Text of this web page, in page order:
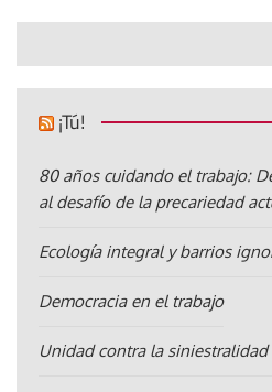
¡Tú!
80 años cuidando el trabajo:
al desafío de la precariedad
Ecología integral y barrios
Democracia en el trabajo
Unidad contra la